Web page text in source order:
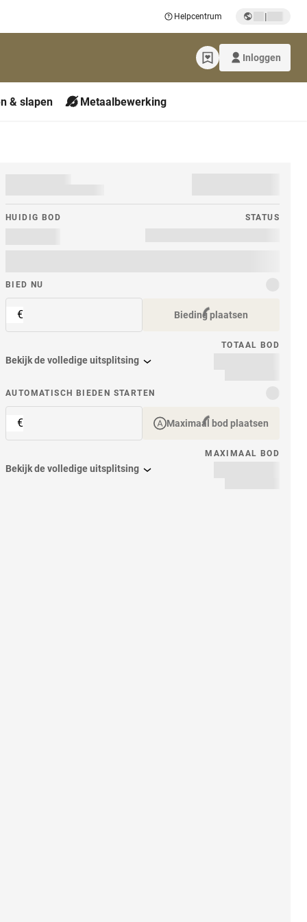
Helpcentrum |
Inloggen
& slapen Metaalbewerking
HUIDIG ​​BOD STATUS
BIED NU
€ Bieding plaatsen
TOTAAL BOD
Bekijk de volledige uitsplitsing
AUTOMATISCH BIEDEN STARTEN
€ Maximaal bod plaatsen
MAXIMAAL BOD
Bekijk de volledige uitsplitsing